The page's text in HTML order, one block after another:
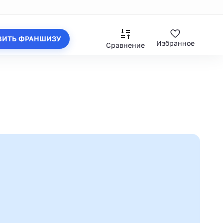
ФРАНШИЗУ
Сравнение Избранное